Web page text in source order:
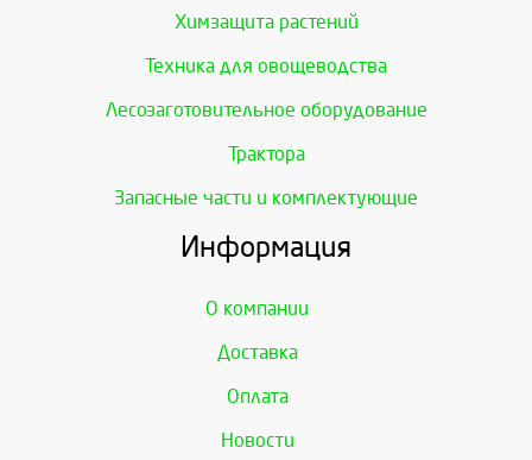
Химзащита растений
Техника для овощеводства
Лесозаготовительное оборудование
Трактора
Запасные части и комплектующие
Информация
О компании
Доставка
Оплата
Новости